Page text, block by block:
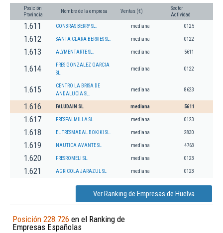
Posición
Provincia
Nombre de la empresa Ventas (€)
Sector
Actividad
1.611 CON3RAS BERRY SL. mediana 0125
1.612 SANTA CLARA BERRIES SL. mediana 0122
1.613 ALYMENTARTE SL. mediana 5611
1.614
FRES GONZALEZ GARCIA
SL.
mediana 0122
1.615
CENTRO LA BRISA DE
ANDALUCIA SL.
mediana 8623
1.616 FALUDAIN SL mediana 5611
1.617 FRESPALMILLA SL. mediana 0123
1.618 EL TRESMADAL BOKIKI SL. mediana 2830
1.619 NAUTICA AVANTE SL mediana 4763
1.620 FRESROMELI SL. mediana 0123
1.621 AGRICOLA JARAZUL SL mediana 0123
Ver Ranking de Empresas de Huelva
Posición 228.726 en el Ranking de
Empresas Españolas